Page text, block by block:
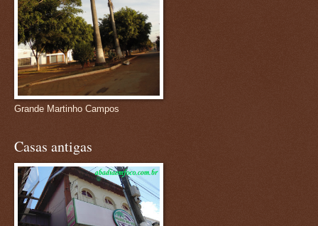
Grande Martinho Campos
Casas antigas